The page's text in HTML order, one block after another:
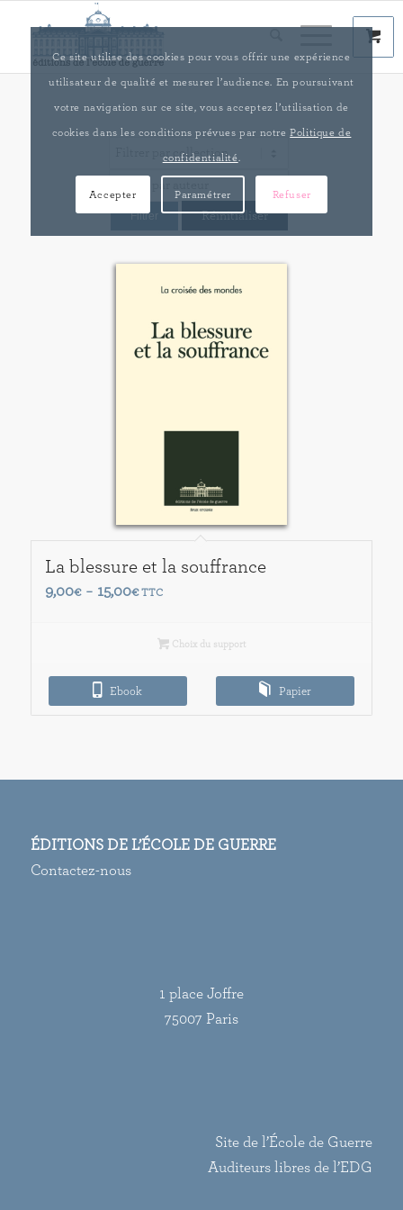
Réinitialiser
La blessure et la souffrance
9,00€ – 15,00€Plage
9,00€
à
15,00€
TTC
Choix du support
Ebook Papier
ÉDITIONS DE L’ÉCOLE DE GUERRE
Contactez-nous
1 place Joffre
75007 Paris
Site de l’École de Guerre
Auditeurs libres de l’EDG
Ce site utilise des cookies pour vous offrir une expérience
utilisateur de qualité et mesurer l’audience. En poursuivant
votre navigation sur ce site, vous acceptez l’utilisation de
cookies dans les conditions prévues par notrePolitique de
confidentialité
Accepter Paramétrer Refuser